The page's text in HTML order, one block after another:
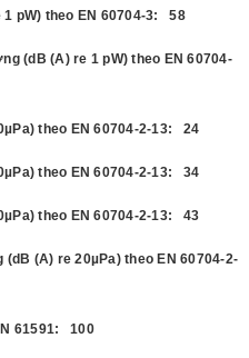
pW) theo EN 60704-3: 58
(dB (A) re 1 pW) theo EN 60704-
theo EN 60704-2-13: 24
theo EN 60704-2-13: 34
theo EN 60704-2-13: 43
(A) re 20µPa) theo EN 60704-2-
61591: 100